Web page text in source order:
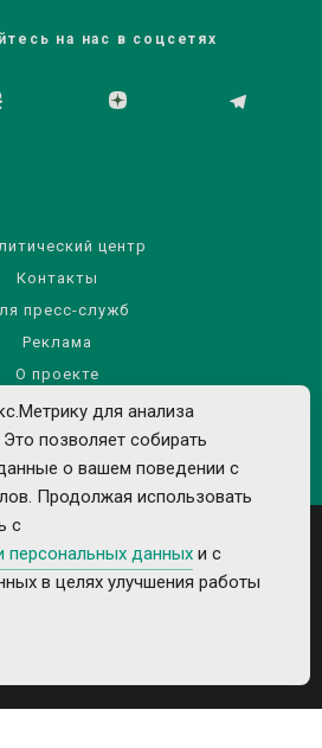
на нас в соцсетях
центр
Контакты
пресс-служб
Реклама
О проекте
материалов сайта
персональных данных
и услуги имеют необходимые лицензии и
для анализа
позволяет собирать
о вашем поведении с
Продолжая использовать
с
персональных данных и с
в целях улучшения работы